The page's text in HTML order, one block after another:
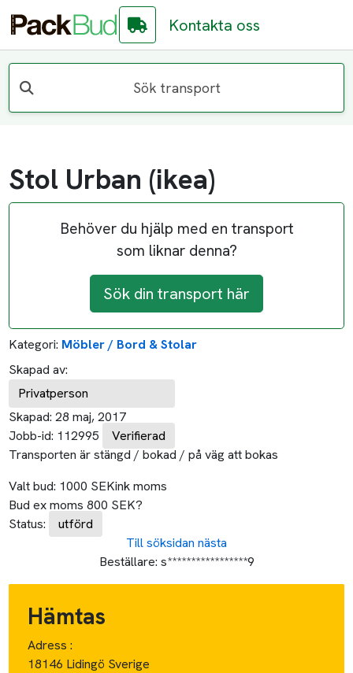
Kontakta oss
Sök transport
Stol Urban (ikea)
Behöver du hjälp med en transport
som liknar denna?
Sök din transport här
Kategori: Möbler / Bord & Stolar
Skapad av:
Privatperson
Skapad: 28 maj, 2017
Jobb-id: 112995
Verifierad
Transporten är stängd / bokad / på väg att bokas
Valt bud: 1000 SEKink moms
Bud ex moms800 SEK?
Status:
utförd
Till söksidan nästa
Beställare: s*****************9
Hämtas
Adress :
18146 Lidingö Sverige